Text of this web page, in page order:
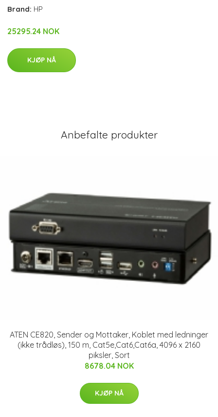
Brand: HP
25295.24 NOK
KJØP NÅ
Anbefalte produkter
ATEN CE820, Sender og Mottaker, Koblet med ledninger
(ikke trådløs), 150 m, Cat5e,Cat6,Cat6a, 4096 x 2160
piksler, Sort
8678.04 NOK
KJØP NÅ